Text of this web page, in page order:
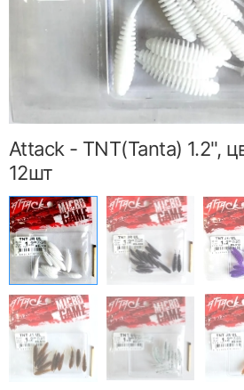
Attack - TNT(Tanta) 1.2",
12шт